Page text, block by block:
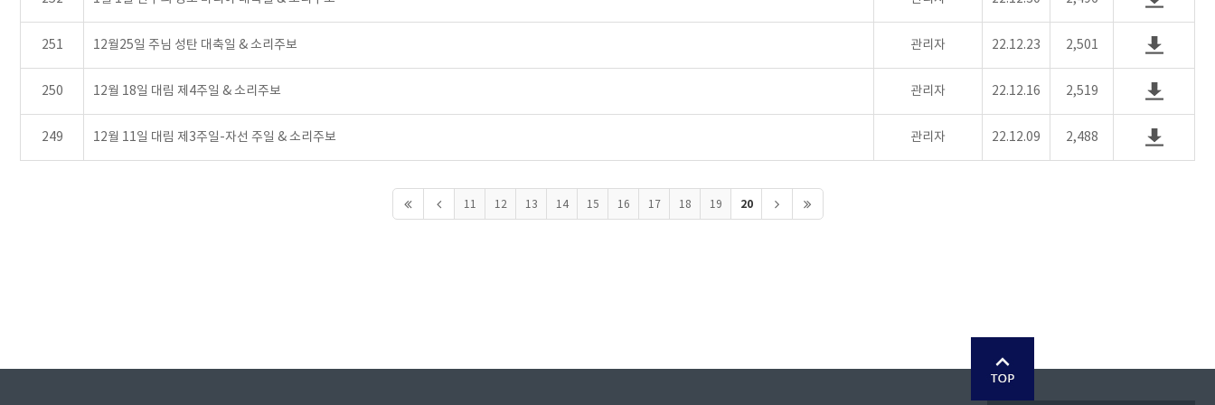
251 12월25일 주님 성탄 대축일 & 소리주보 관리자 22.12.23 2,501
250 12월 18일 대림 제4주일 & 소리주보 관리자 22.12.16 2,519
249 12월 11일 대림 제3주일-자선 주일 & 소리주보 관리자 22.12.09 2,488
11 12 13 14 15 16 17 18 19 20